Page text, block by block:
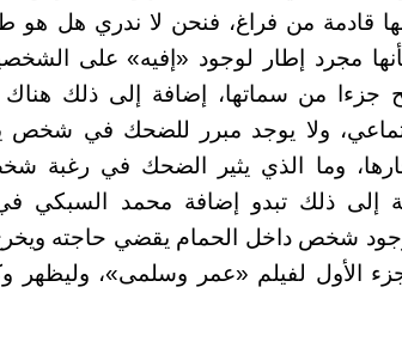
قادمة من فراغ، فنحن لا ندري هل
مجرد إطار لوجود «إفيه» على
جزءا من سماتها، إضافة إلى ذلك
ولا يوجد مبرر للضحك في شخص
وما الذي يثير الضحك في رغبة
إلى ذلك تبدو إضافة محمد السبكي
شخص داخل الحمام يقضي حاجته
الأول لفيلم «عمر وسلمى»،